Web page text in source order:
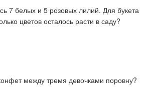
7 белых и 5 розовых лилий. Для букета
цветов осталось расти в саду?
между тремя девочками поровну?